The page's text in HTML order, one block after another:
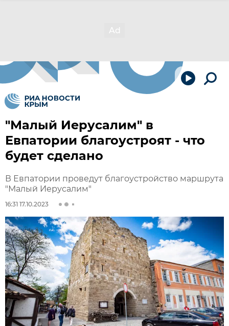
"Малый Иерусалим" в
Евпатории благоустроят - что
будет сделано
В Евпатории проведут благоустройство маршрута
"Малый Иерусалим"
16:31 17.10.2023